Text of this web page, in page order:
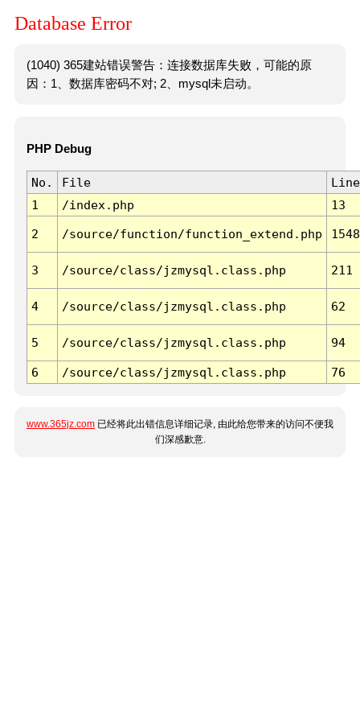
Database Error
(1040) 365建站错误警告：连接数据库失败，可能的原
因：1、数据库密码不对; 2、mysql未启动。
PHP Debug
No. File
Line
1
/index.php 13
2 /source/function/function_extend.php 1548
3 /source/class/jzmysql.class.php 211
4 /source/class/jzmysql.class.php 62
5 /source/class/jzmysql.class.php 94
6 /source/class/jzmysql.class.php 76
www.365jz.com 已经将此出错信息详细记录, 由此给您带来的访问不便我
们深感歉意.